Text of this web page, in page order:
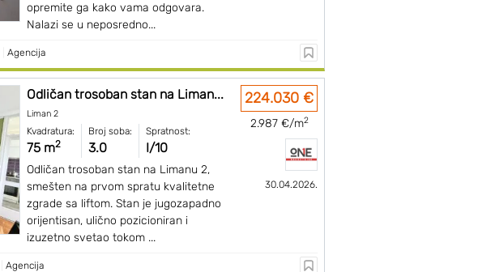
opremite ga kako vama odgovara.
Nalazi se u neposredno...
Agencija
Odličan trosoban stan na Liman...
Liman 2
Kvadratura:
75 m2
Broj soba:
3.0
Spratnost:
I/10
Odličan trosoban stan na Limanu 2,
smešten na prvom spratu kvalitetne
zgrade sa liftom. Stan je jugozapadno
orijentisan, ulično pozicioniran i
izuzetno svetao tokom ...
224.030 €
2.987 €/m2
30.04.2026.
Agencija